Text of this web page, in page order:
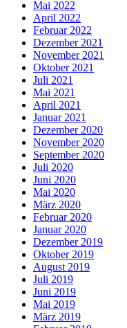
Mai 2022
April 2022
Februar 2022
Dezember 2021
November 2021
Oktober 2021
Juli 2021
Mai 2021
April 2021
Januar 2021
Dezember 2020
November 2020
September 2020
Juli 2020
Juni 2020
Mai 2020
März 2020
Februar 2020
Januar 2020
Dezember 2019
Oktober 2019
August 2019
Juli 2019
Juni 2019
Mai 2019
März 2019